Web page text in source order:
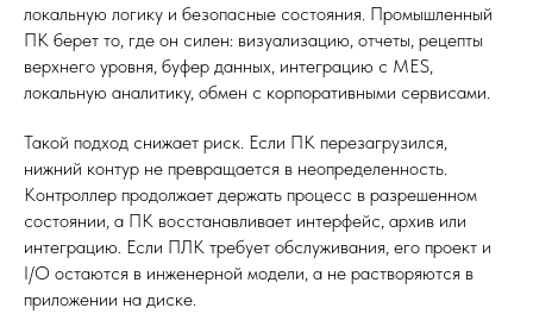
локальную логику и безопасные состояния. Промышленный
ПК берет то, где он силен: визуализацию, отчеты, рецепты
верхнего уровня, буфер данных, интеграцию с MES,
локальную аналитику, обмен с корпоративными сервисами.
Такой подход снижает риск. Если ПК перезагрузился,
нижний контур не превращается в неопределенность.
Контроллер продолжает держать процесс в разрешенном
состоянии, а ПК восстанавливает интерфейс, архив или
интеграцию. Если ПЛК требует обслуживания, его проект и
I/O остаются в инженерной модели, а не растворяются в
приложении на диске.